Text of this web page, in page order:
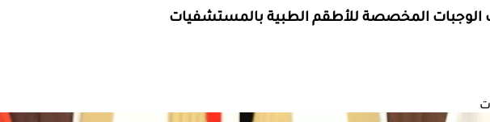
المخصصة للأطقم الطبية بالمستشفيات